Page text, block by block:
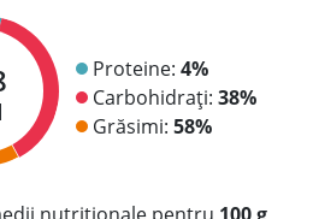
Proteine: 4%
Carbohidrați: 38%
Grăsimi: 58%